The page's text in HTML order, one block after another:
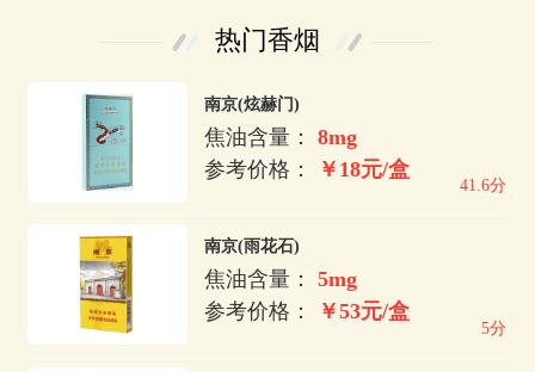
热门香烟
南京(炫赫门)
焦油含量：8mg
参考价格：
￥18元/盒
41.6分
南京(雨花石)
焦油含量：5mg
参考价格：
￥53元/盒
5分